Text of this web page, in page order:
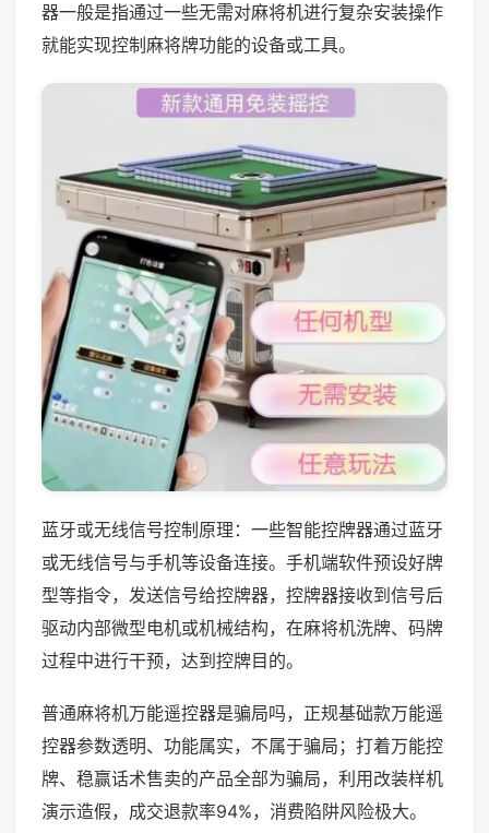
器一般是指通过一些无需对麻将机进行复杂安装操作
就能实现控制麻将牌功能的设备或工具。
蓝牙或无线信号控制原理：一些智能控牌器通过蓝牙
或无线信号与手机等设备连接。手机端软件预设好牌
型等指令，发送信号给控牌器，控牌器接收到信号后
驱动内部微型电机或机械结构，在麻将机洗牌、码牌
过程中进行干预，达到控牌目的。
普通麻将机万能遥控器是骗局吗，正规基础款万能遥
控器参数透明、功能属实，不属于骗局；打着万能控
牌、稳赢话术售卖的产品全部为骗局，利用改装样机
演示造假，成交退款率94%，消费陷阱风险极大。